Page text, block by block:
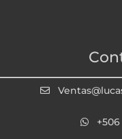
+506